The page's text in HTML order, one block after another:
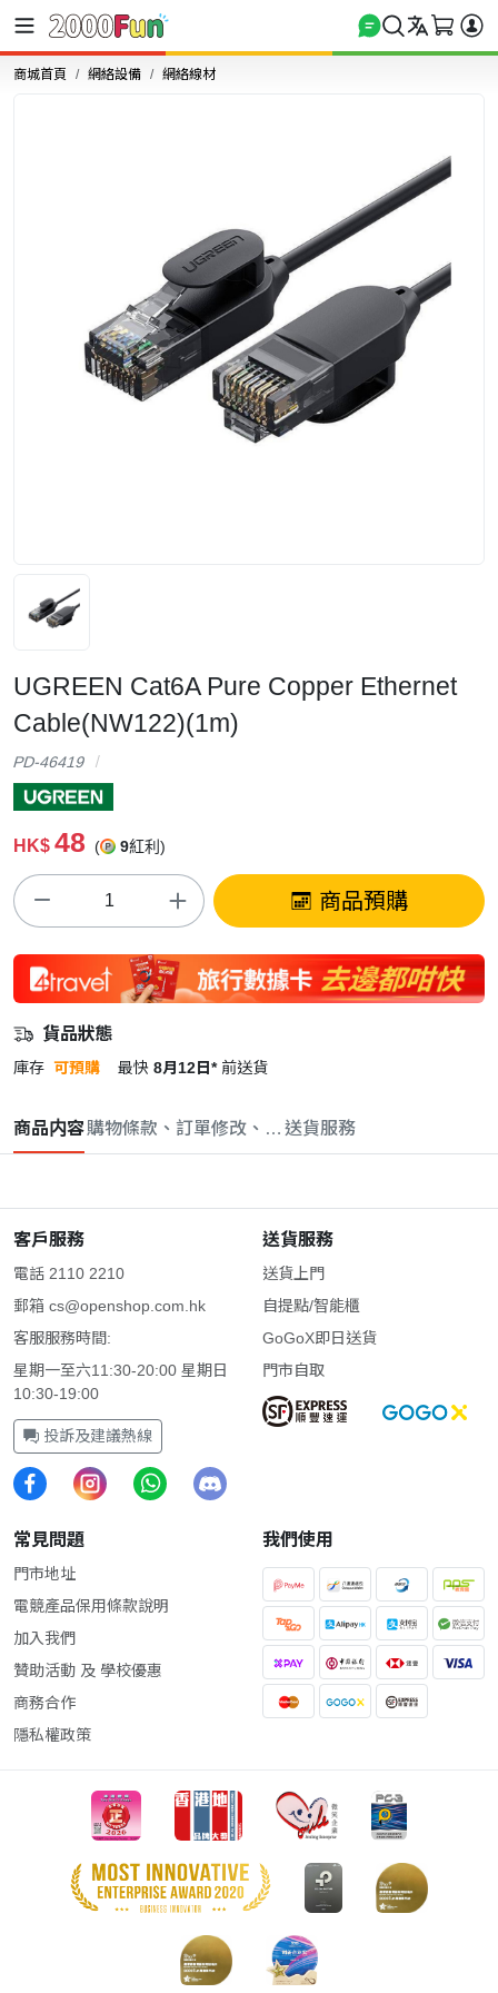
商城首頁 網絡設備 網絡線材
UGREEN Cat6A Pure Copper Ethernet
Cable(NW122)(1m)
PD-46419
HK$ 48 ( 9紅利)
商品預購
貨品狀態
庫存 可預購 最快 8月12日* 前送貨
商品内容購物條款、訂單修改、取消與退款政策
送貨服務
客戶服務
電話 2110 2210
郵箱 cs@openshop.com.hk
客服服務時間:
星期一至六11:30-20:00 星期日
10:30-19:00
投訴及建議熱線
送貨服務
送貨上門
自提點/智能櫃
GoGoX即日送貨
門市自取
常見問題
門市地址
電競產品保用條款說明
加入我們
贊助活動 及 學校優惠
商務合作
隱私權政策
我們使用